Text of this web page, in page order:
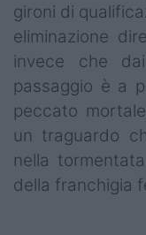
Mercato
Serie A Elite
Campionati
Serie A
Serie B
gironi di
eliminazione
invece che
passaggio è a
peccato
un traguardo
nella
della franchigia